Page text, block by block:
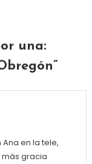
una:
”
en la tele,
gracia